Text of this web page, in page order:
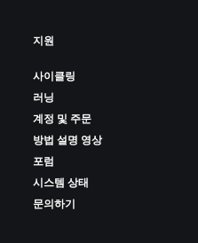
지원
사이클링
러닝
계정 및 주문
방법 설명 영상
포럼
시스템 상태
문의하기